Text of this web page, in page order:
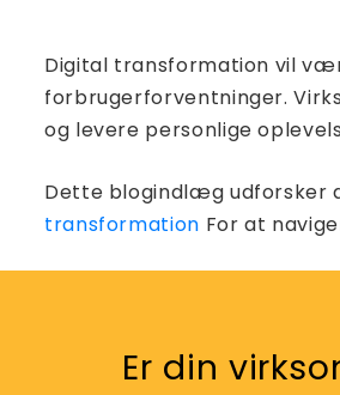
Digital transformation vil
forbrugerforventninger.
og levere personlige
Dette blogindlæg udforsker
transformation For at
Er din